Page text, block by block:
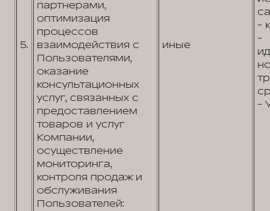
5.
партнерами,
оптимизация
процессов
взаимодействия с
Пользователями,
оказание
консультационных
услуг, связанных с
предоставлением
товаров и услуг
Компании,
осуществление
мониторинга,
контроля продаж и
обслуживания
Пользователей:
иные
-
-
-